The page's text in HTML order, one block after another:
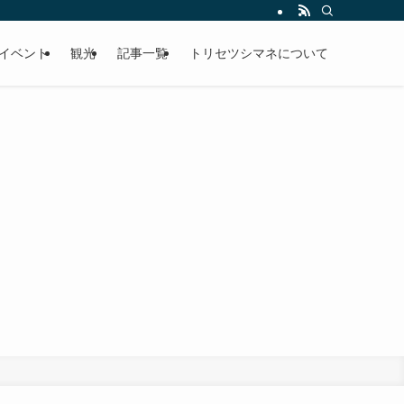
ベント 観光 記事一覧 トリセツシマネについて